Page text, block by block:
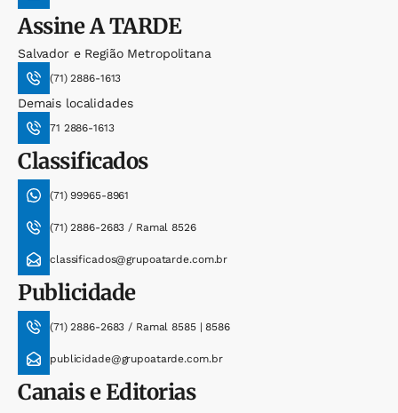
AssineA TARDE
Salvador e Região Metropolitana
(71) 2886-1613
Demais localidades
71 2886-1613
Classificados
(71) 99965-8961
(71) 2886-2683 / Ramal 8526
classificados@grupoatarde.com.br
Publicidade
(71) 2886-2683 / Ramal 8585 | 8586
publicidade@grupoatarde.com.br
Canais e Editorias